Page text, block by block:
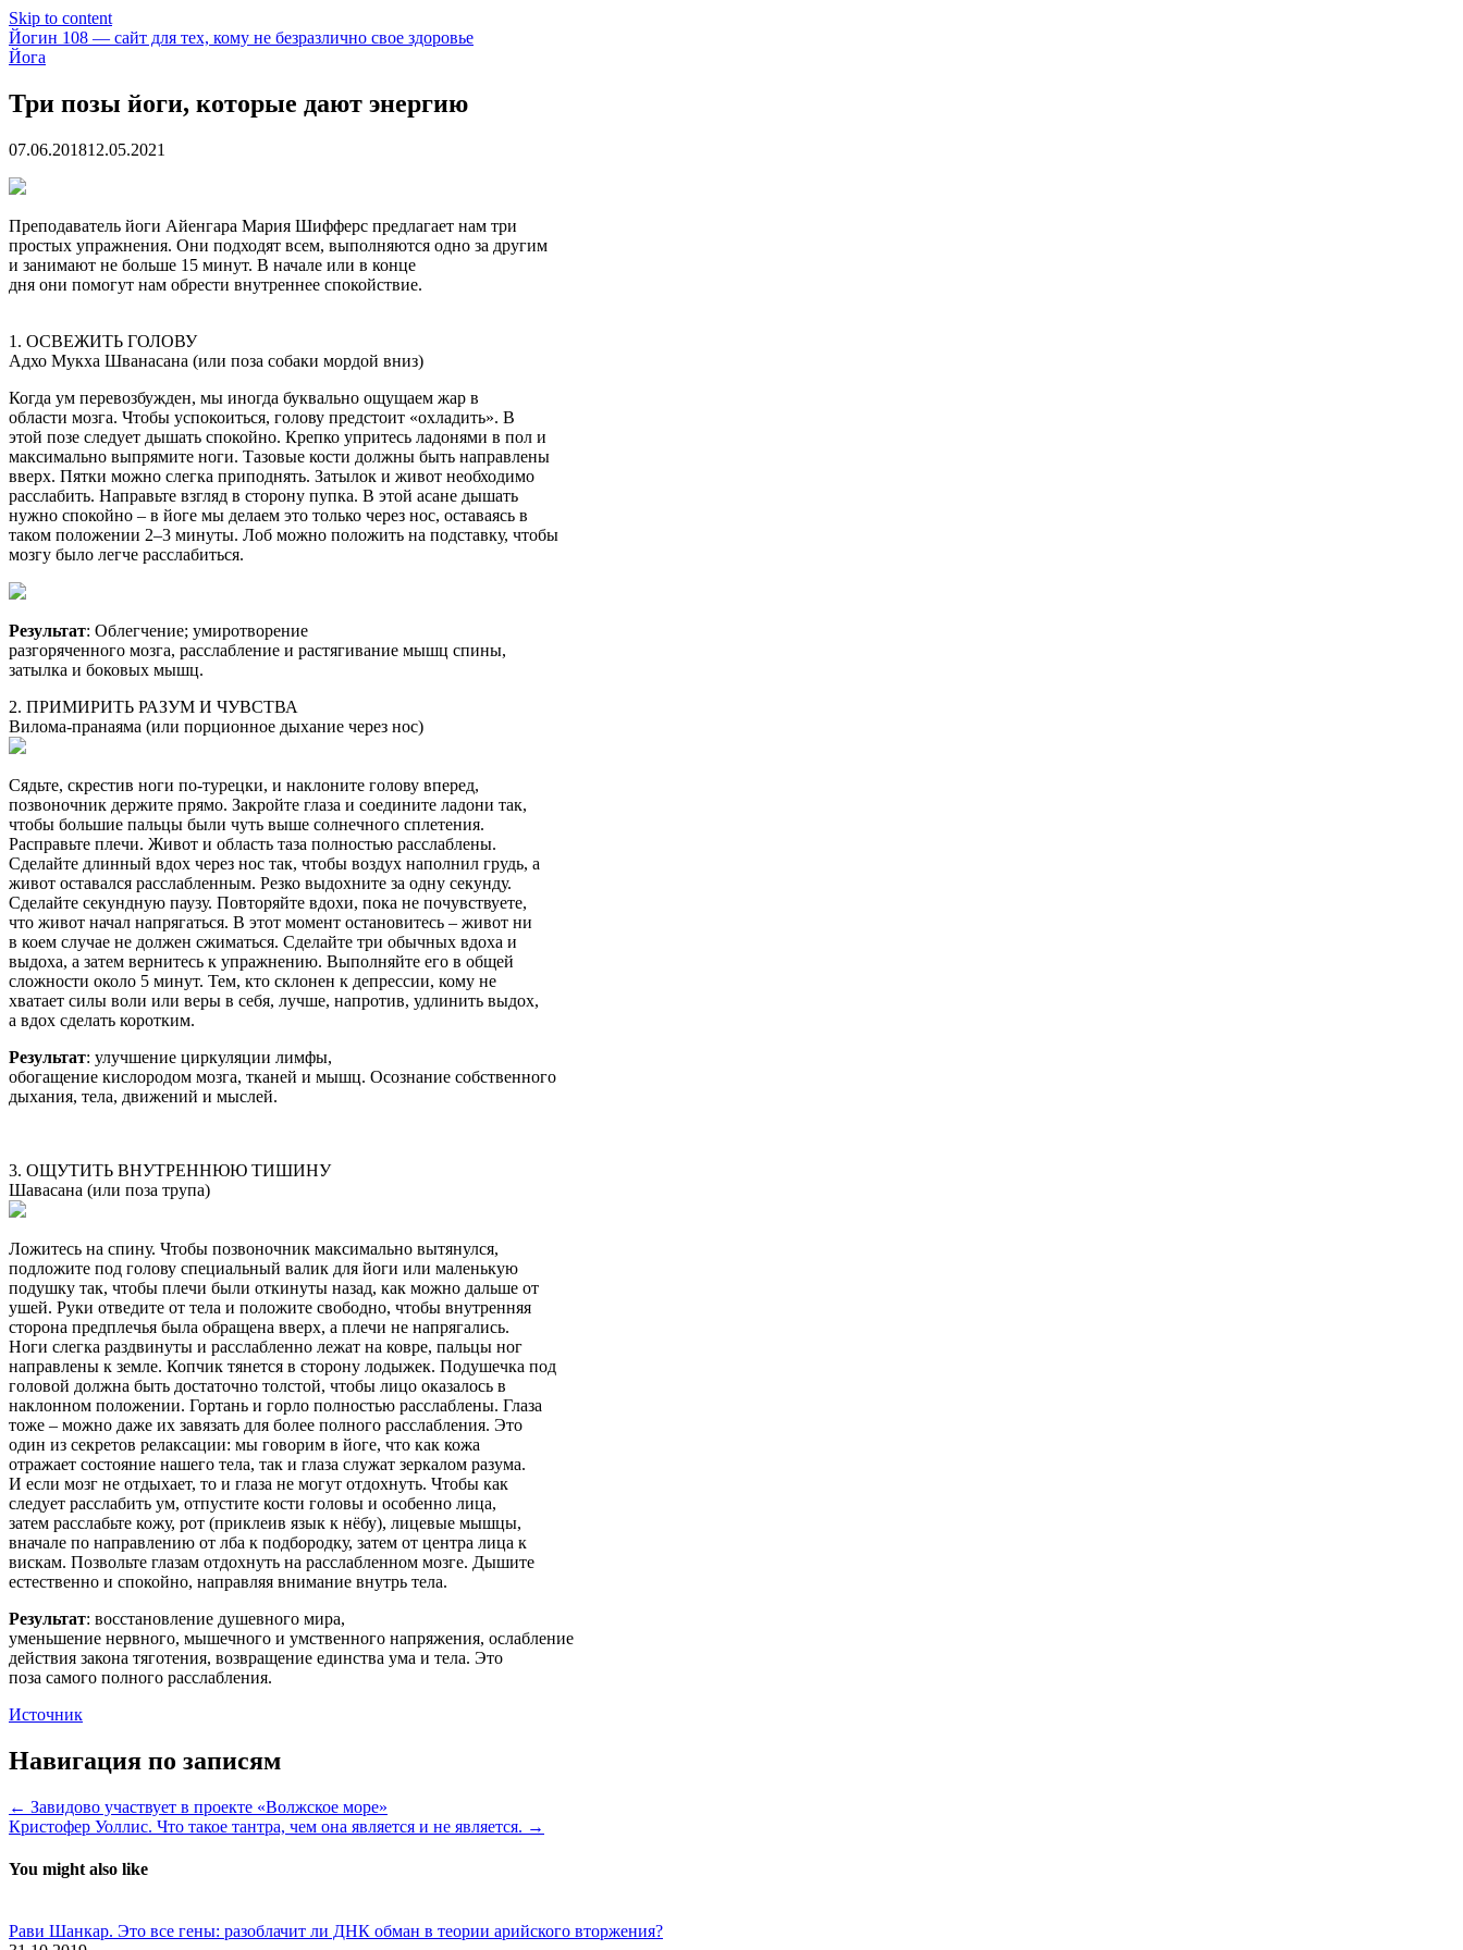
Skip to content
Йогин 108 — сайт для тех, кому не безразлично свое здоровье
Йога
Три позы йоги, которые дают энергию
07.06.201812.05.2021
Преподаватель йоги Айенгара Мария Шифферс предлагает нам три
простых упражнения. Они подходят всем, выполняются одно за другим
и занимают не больше 15 минут. В начале или в конце
дня они помогут нам обрести внутреннее спокойствие.
1. ОСВЕЖИТЬ ГОЛОВУ
Адхо Мукха Шванасана (или поза собаки мордой вниз)
Когда ум перевозбужден, мы иногда буквально ощущаем жар в
области мозга. Чтобы успокоиться, голову предстоит «охладить». В
этой позе следует дышать спокойно. Крепко упритесь ладонями в пол и
максимально выпрямите ноги. Тазовые кости должны быть направлены
вверх. Пятки можно слегка приподнять. Затылок и живот необходимо
расслабить. Направьте взгляд в сторону пупка. В этой асане дышать
нужно спокойно – в йоге мы делаем это только через нос, оставаясь в
таком положении 2–3 минуты. Лоб можно положить на подставку, чтобы
мозгу было легче расслабиться.
Результат: Облегчение; умиротворение
разгоряченного мозга, расслабление и растягивание мышц спины,
затылка и боковых мышц.
2. ПРИМИРИТЬ РАЗУМ И ЧУВСТВА
Вилома-пранаяма (или порционное дыхание через нос)
Сядьте, скрестив ноги по-турецки, и наклоните голову вперед,
позвоночник держите прямо. Закройте глаза и соедините ладони так,
чтобы большие пальцы были чуть выше солнечного сплетения.
Расправьте плечи. Живот и область таза полностью расслаблены.
Сделайте длинный вдох через нос так, чтобы воздух наполнил грудь, а
живот оставался расслабленным. Резко выдохните за одну секунду.
Сделайте секундную паузу. Повторяйте вдохи, пока не почувствуете,
что живот начал напрягаться. В этот момент остановитесь – живот ни
в коем случае не должен сжиматься. Сделайте три обычных вдоха и
выдоха, а затем вернитесь к упражнению. Выполняйте его в общей
сложности около 5 минут. Тем, кто склонен к депрессии, кому не
хватает силы воли или веры в себя, лучше, напротив, удлинить выдох,
а вдох сделать коротким.
Результат: улучшение циркуляции лимфы,
обогащение кислородом мозга, тканей и мышц. Осознание собственного
дыхания, тела, движений и мыслей.
3. ОЩУТИТЬ ВНУТРЕННЮЮ ТИШИНУ
Шавасана (или поза трупа)
Ложитесь на спину. Чтобы позвоночник максимально вытянулся,
подложите под голову специальный валик для йоги или маленькую
подушку так, чтобы плечи были откинуты назад, как можно дальше от
ушей. Руки отведите от тела и положите свободно, чтобы внутренняя
сторона предплечья была обращена вверх, а плечи не напрягались.
Ноги слегка раздвинуты и расслабленно лежат на ковре, пальцы ног
направлены к земле. Копчик тянется в сторону лодыжек. Подушечка под
головой должна быть достаточно толстой, чтобы лицо оказалось в
наклонном положении. Гортань и горло полностью расслаблены. Глаза
тоже – можно даже их завязать для более полного расслабления. Это
один из секретов релаксации: мы говорим в йоге, что как кожа
отражает состояние нашего тела, так и глаза служат зеркалом разума.
И если мозг не отдыхает, то и глаза не могут отдохнуть. Чтобы как
следует расслабить ум, отпустите кости головы и особенно лица,
затем расслабьте кожу, рот (приклеив язык к нёбу), лицевые мышцы,
вначале по направлению от лба к подбородку, затем от центра лица к
вискам. Позвольте глазам отдохнуть на расслабленном мозге. Дышите
естественно и спокойно, направляя внимание внутрь тела.
Результат: восстановление душевного мира,
уменьшение нервного, мышечного и умственного напряжения, ослабление
действия закона тяготения, возвращение единства ума и тела. Это
поза самого полного расслабления.
Источник
Навигация по записям
← Завидово участвует в проекте «Волжское море»
Кристофер Уоллис. Что такое тантра, чем она является и не является. →
You might also like
Рави Шанкар. Это все гены: разоблачит ли ДНК обман в теории арийского вторжения?